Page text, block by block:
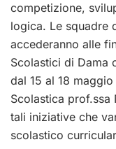
competizione,
logica. Le squadre
accederanno alle
Scolastici di Dama
dal 15 al 18
Scolastica prof.ssa
tali iniziative che
scolastico